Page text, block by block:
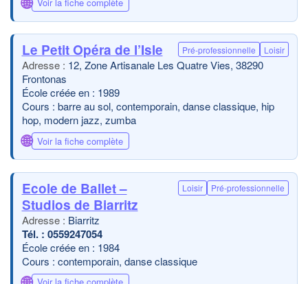
Voir la fiche complète
Le Petit Opéra de l’Isle Pré-professionnelle Loisir
12, Zone Artisanale Les Quatre Vies, 38290
Frontonas
École créée en : 1989
Cours : barre au sol, contemporain, danse classique, hip
hop, modern jazz, zumba
🌐 Voir la fiche complète
Ecole de Ballet –
Studios de Biarritz
Loisir Pré-professionnelle
Biarritz
0559247054
École créée en : 1984
Cours : contemporain, danse classique